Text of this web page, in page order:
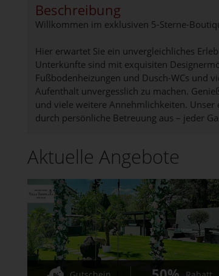
Beschreibung
Willkommen im exklusiven 5-Sterne-
Hier erwartet Sie ein unvergleichliches
Unterkünfte sind mit exquisiten
Fußbodenheizungen und Dusch-WCs und
Aufenthalt unvergesslich zu machen.
und viele weitere Annehmlichkeiten. Unser
durch persönliche Betreuung aus – jeder
Aktuelle Angebote